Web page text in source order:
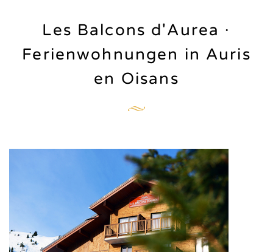
Les Balcons d'Aurea ∙
Ferienwohnungen in Auris
en Oisans